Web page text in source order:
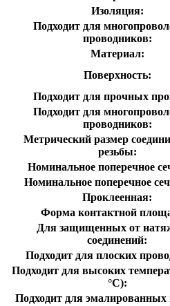
Изоляция:
Подходит для
проводников:
Материал:
Поверхность:
Подходит для прочных
Подходит для
проводников:
Метрический размер
резьбы:
Номинальное поперечное
Номинальное поперечное
Проклеенная:
Форма контактной
Для защищенных от
соединений:
Подходит для плоских
Подходит для высоких
°C):
Подходит для эмалированных